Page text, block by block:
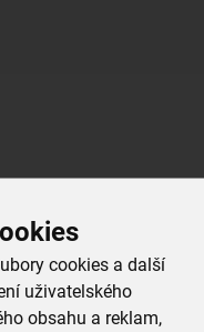
cookies a další
uživatelského
obsahu a reklam,
slevy dřív než